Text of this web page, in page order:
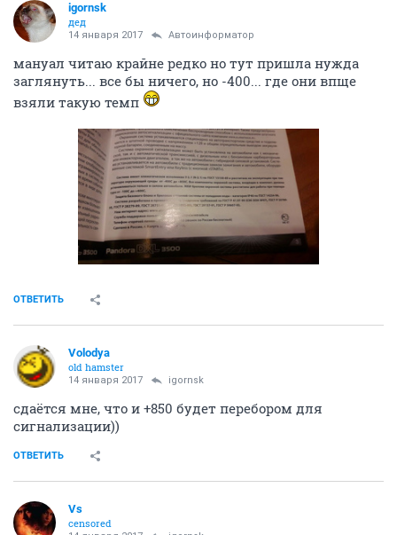
igornsk
дед
14 января 2017 Автоинформатор
мануал читаю крайне редко но тут пришла нужда
заглянуть... все бы ничего, но -400... где они впще
взяли такую темп
ОТВЕТИТЬ
Volodya
old hamster
14 января 2017 igornsk
сдаётся мне, что и +850 будет перебором для
сигнализации))
ОТВЕТИТЬ
Vs
censored